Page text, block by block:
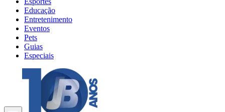
Educação
Entretenimento
Eventos
Pets
Guias
Especiais
Explore Tudo
Últimas Notícias
Previsão do Tempo
Trânsito e Rotas